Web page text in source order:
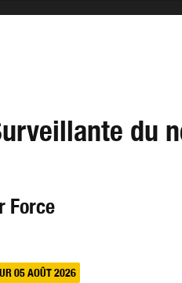
du
Force
05 AOÛT 2026